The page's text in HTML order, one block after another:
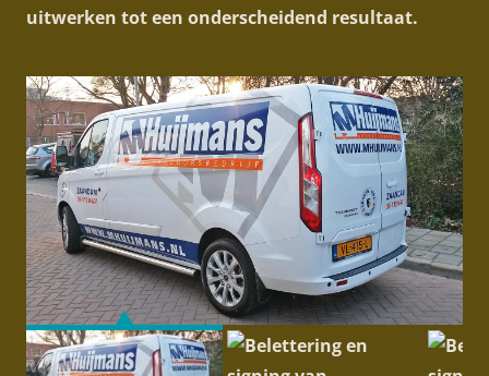
uitwerken tot een onderscheidend resultaat.